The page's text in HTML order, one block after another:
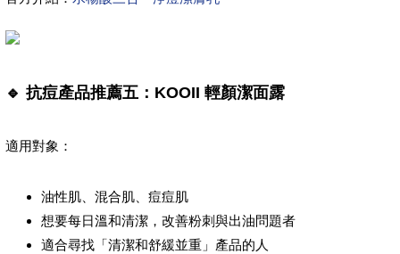
🔹 抗痘產品推薦五：KOOII 輕顏潔面露
適用對象：
油性肌、混合肌、痘痘肌
想要每日溫和清潔，改善粉刺與出油問題者
適合尋找「清潔和舒緩並重」產品的人